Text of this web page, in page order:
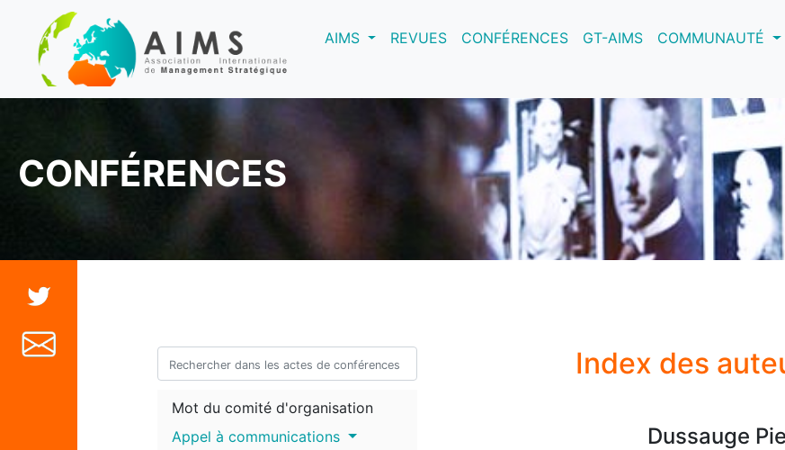
AIMS(current)REVUES CONFÉRENCES GT-AIMS COMMUNAUTÉ
CONFÉRENCES
Mot du comité d'organisation
Appel à communications
Index des
Dussauge